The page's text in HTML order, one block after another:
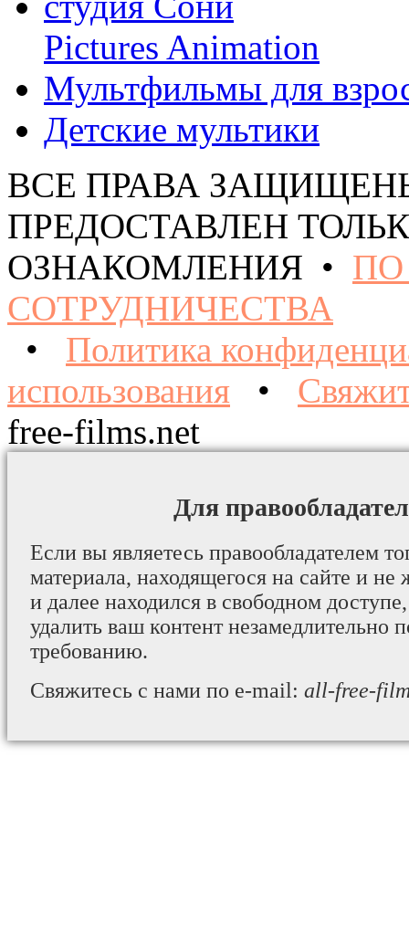
Pictures Animation
Мультфильмы для
Детские мультики
ВСЕ ПРАВА
ПРЕДОСТАВЛЕН
ОЗНАКОМЛЕНИЯ •
СОТРУДНИЧЕСТВА
• Политика
использования •
free-films.net
Для
Если вы являетесь правообладателем
материала, находящегося на сайте и не
и далее находился в свободном
удалить ваш контент незамедлительно
требованию.
Свяжитесь с нами по e-mail: all-free-